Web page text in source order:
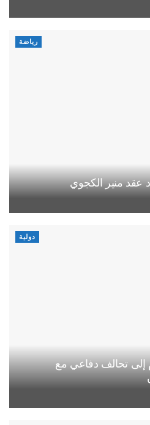
رياضة
عقد منير الكجوي
دولية
إلى تحالف دفاعي مع